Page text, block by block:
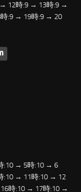
12時:9 → 13時:9 →
:9 → 19時:9 → 20
:10 → 5時:10 → 6
:10 → 11時:10 → 12
時:10 → 17時:10 →